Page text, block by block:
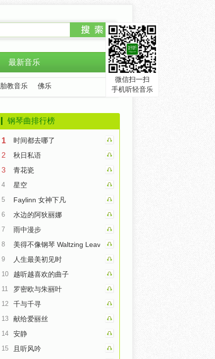
最新音乐
胎教音乐 佛乐
钢琴曲排行榜
1 时间都去哪了
2 秋日私语
3 青花瓷
4 星空
5 Faylinn 女神下凡
6 水边的阿狄丽娜
7 雨中漫步
8 美得不像钢琴 Waltzing Leaves
9 人生最美初见时
10 越听越喜欢的曲子
11 罗密欧与朱丽叶
12 千与千寻
13 献给爱丽丝
14 安静
15 且听风吟
微信扫一扫
手机听轻音乐